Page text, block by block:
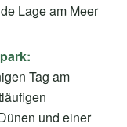
Lage am Meer
Tag am
und einer